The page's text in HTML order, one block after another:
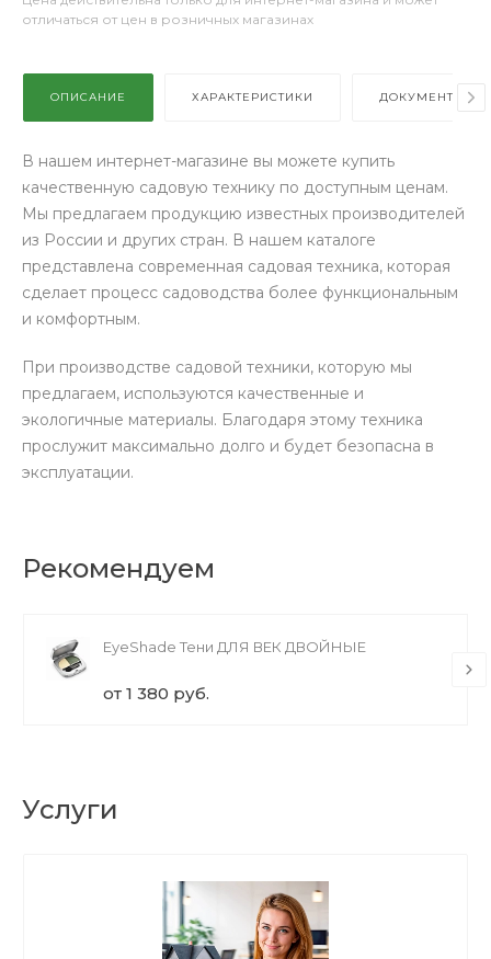
отличаться от цен в розничных магазинах
ОПИСАНИЕ ХАРАКТЕРИСТИКИ ДОКУМЕНТЫ
В нашем интернет-магазине вы можете купить
качественную садовую технику по доступным ценам.
Мы предлагаем продукцию известных производителей
из России и других стран. В нашем каталоге
представлена современная садовая техника, которая
сделает процесс садоводства более функциональным
и комфортным.
При производстве садовой техники, которую мы
предлагаем, используются качественные и
экологичные материалы. Благодаря этому техника
прослужит максимально долго и будет безопасна в
эксплуатации.
Рекомендуем
EyeShade Тени ДЛЯ ВЕК ДВОЙНЫЕ
от 1 380 руб.
Услуги